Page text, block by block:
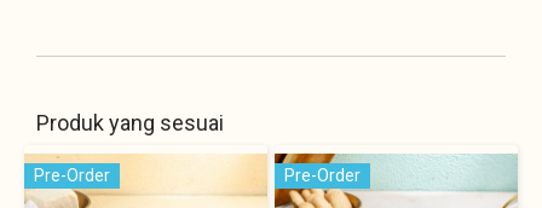
Produk yang sesuai
Pre-Order Pre-Order